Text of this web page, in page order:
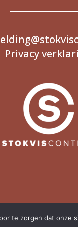
Privacy
te zorgen dat onze